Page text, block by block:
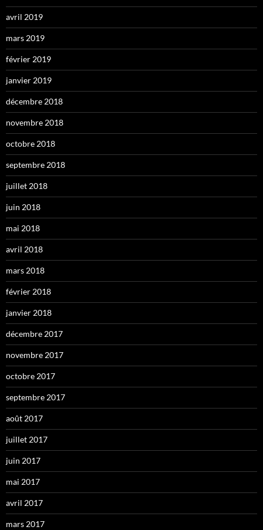
avril 2019
mars 2019
février 2019
janvier 2019
décembre 2018
novembre 2018
octobre 2018
septembre 2018
juillet 2018
juin 2018
mai 2018
avril 2018
mars 2018
février 2018
janvier 2018
décembre 2017
novembre 2017
octobre 2017
septembre 2017
août 2017
juillet 2017
juin 2017
mai 2017
avril 2017
mars 2017